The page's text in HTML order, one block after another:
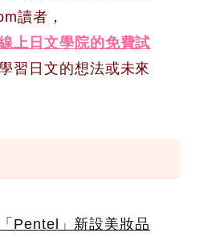
讀者，
上日文學院的免費試
習日文的想法或未來
Pentel」新設美妝品